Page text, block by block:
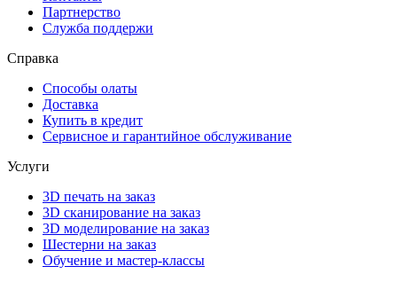
Партнерcтво
Служба поддержи
Справка
Способы олаты
Доставка
Купить в кредит
Сервисное и гарантийное обслуживание
Услуги
3D печать на заказ
3D сканирование на заказ
3D моделирование на заказ
Шестерни на заказ
Обучение и мастер-классы